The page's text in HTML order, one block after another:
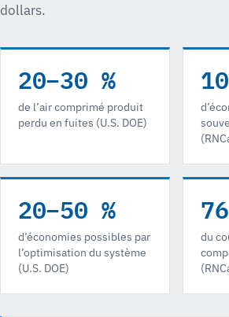
dollars.
20–30 %
de l’air comprimé produit
perdu en fuites (U.S. DOE)
20–50 %
d’économies possibles par
l’optimisation du système
(U.S. DOE)
du